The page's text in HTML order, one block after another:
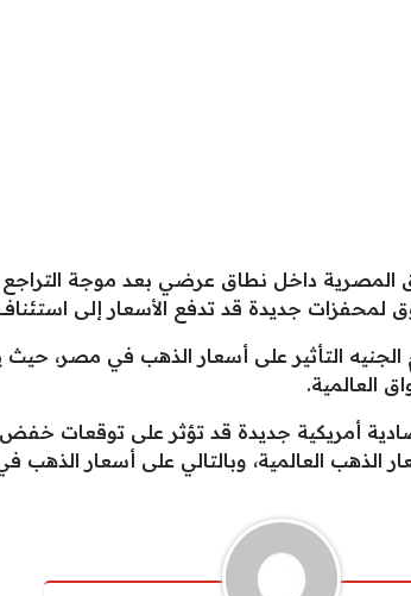
داخل نطاق عرضي بعد موجة التراجع
الجنيه التأثير على أسعار الذهب في مصر،
العالمية.
أمريكية جديدة قد تؤثر على توقعات
الذهب العالمية، وبالتالي على أسعار